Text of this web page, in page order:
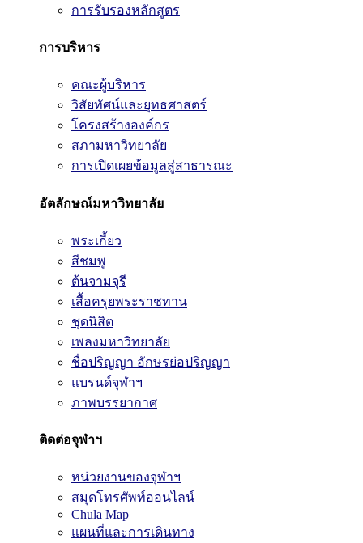
การรับรองหลักสูตร
การบริหาร
คณะผู้บริหาร
วิสัยทัศน์และยุทธศาสตร์
โครงสร้างองค์กร
สภามหาวิทยาลัย
การเปิดเผยข้อมูลสู่สาธารณะ
อัตลักษณ์มหาวิทยาลัย
พระเกี้ยว
สีชมพู
ต้นจามจุรี
เสื้อครุยพระราชทาน
ชุดนิสิต
เพลงมหาวิทยาลัย
ชื่อปริญญา อักษรย่อปริญญา
แบรนด์จุฬาฯ
ภาพบรรยากาศ
ติดต่อจุฬาฯ
หน่วยงานของจุฬาฯ
สมุดโทรศัพท์ออนไลน์
Chula Map
แผนที่และการเดินทาง